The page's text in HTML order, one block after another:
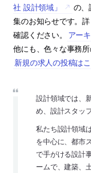
社 設計領域」
の、
集のお知らせです。詳
確認ください。
アー
他にも、色々な事務
新規の求人の投稿は
設計領域では、
め、設計スタッ
私たち設計領域
を中心に、都市
で手がける設計
ームで、建築、